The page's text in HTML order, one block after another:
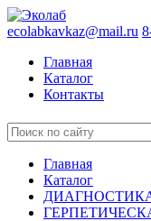
ecolabkavkaz@mail.ru
Главная
Каталог
Контакты
Главная
Каталог